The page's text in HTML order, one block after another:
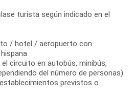
turista según indicado en el
/ hotel / aeropuerto con
circuito en autobús, minibús,
del número de personas)
previstos o